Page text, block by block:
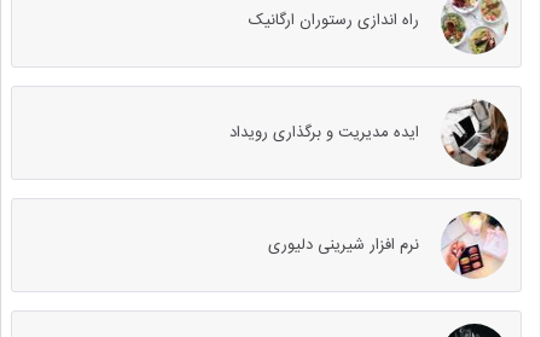
راه اندازی رستوران ارگانیک
ایده مدیریت و برگذاری رویداد
نرم افزار شیرینی دلیوری